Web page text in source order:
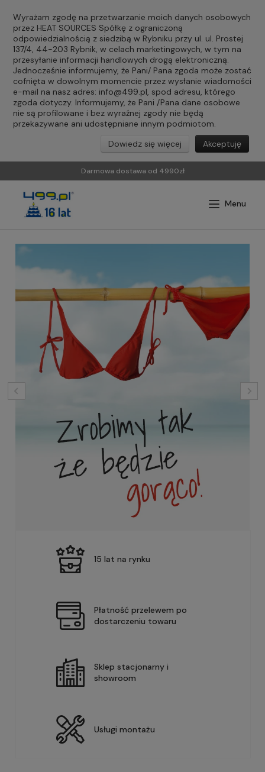
Wyrażam zgodę na przetwarzanie moich danych osobowych
przez HEAT SOURCES Spółkę z ograniczoną
odpowiedzialnością z siedzibą w Rybniku przy ul. ul. Prostej
137/4, 44-203 Rybnik, w celach marketingowych, w tym na
przesyłanie informacji handlowych drogą elektroniczną.
Jednocześnie informujemy, że Pani/ Pana zgoda może zostać
cofnięta w dowolnym momencie przez wysłanie wiadomości
e-mail na nasz adres: info@499.pl, spod adresu, którego
zgoda dotyczy. Informujemy, że Pani /Pana dane osobowe
nie są profilowane i bez wyraźnej zgody nie będą
przekazywane ani udostępniane innym podmiotom.
Akceptuję
Dowiedz się więcej
Darmowa dostawa od 4990zł
15 lat na rynku
Płatność przelewem po
dostarczeniu towaru
Sklep stacjonarny i
showroom
Usługi montażu